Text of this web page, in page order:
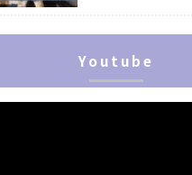
Youtube